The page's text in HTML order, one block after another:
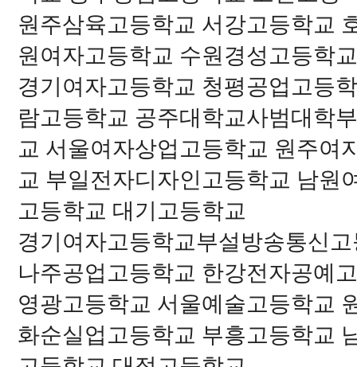
원주삼육고등학교 서강고등학교
원여자고등학교 수원경성고등학
경기여자고등학교 청평공업고등
람고등학교 공주대학교사범대학
교 서울여자상업고등학교 원주여
교 부일전자디자인고등학교 남원
고등학교 대기고등학교
경기여자고등학교부설방송통신
나주공업고등학교 한강전자공예
영광고등학교 서울예술고등학교
화순실업고등학교 부흥고등학교